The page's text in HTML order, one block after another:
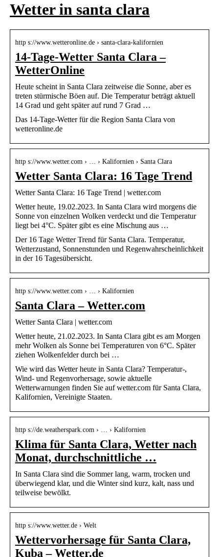
Wetter in santa clara
http s://www.wetteronline.de › santa-clara-kalifornien
14-Tage-Wetter Santa Clara –
WetterOnline
Heute scheint in Santa Clara zeitweise die Sonne, aber es
treten stürmische Böen auf. Die Temperatur beträgt aktuell
14 Grad und geht später auf rund 7 Grad …
Das 14-Tage-Wetter für die Region Santa Clara von
wetteronline.de
http s://www.wetter.com › … › Kalifornien › Santa Clara
Wetter Santa Clara: 16 Tage Trend
Wetter Santa Clara: 16 Tage Trend | wetter.com
Wetter heute, 19.02.2023. In Santa Clara wird morgens die
Sonne von einzelnen Wolken verdeckt und die Temperatur
liegt bei 4°C. Später gibt es eine Mischung aus …
Der 16 Tage Wetter Trend für Santa Clara. Temperatur,
Wetterzustand, Sonnenstunden und Regenwahrscheinlichkeit
in der 16 Tagesübersicht.
http s://www.wetter.com › … › Kalifornien
Santa Clara – Wetter.com
Wetter Santa Clara | wetter.com
Wetter heute, 21.02.2023. In Santa Clara gibt es am Morgen
mehr Wolken als Sonne bei Temperaturen von 6°C. Später
ziehen Wolkenfelder durch bei …
Wie wird das Wetter heute in Santa Clara? Temperatur-,
Wind- und Regenvorhersage, sowie aktuelle
Wetterwarnungen finden Sie auf wetter.com für Santa Clara,
Kalifornien, Vereinigte Staaten.
http s://de.weatherspark.com › … › Kalifornien
Klima für Santa Clara, Wetter nach
Monat, durchschnittliche …
In Santa Clara sind die Sommer lang, warm, trocken und
überwiegend klar, und die Winter sind kurz, kalt, nass und
teilweise bewölkt.
http s://www.wetter.de › Welt
Wettervorhersage für Santa Clara,
Kuba – Wetter.de